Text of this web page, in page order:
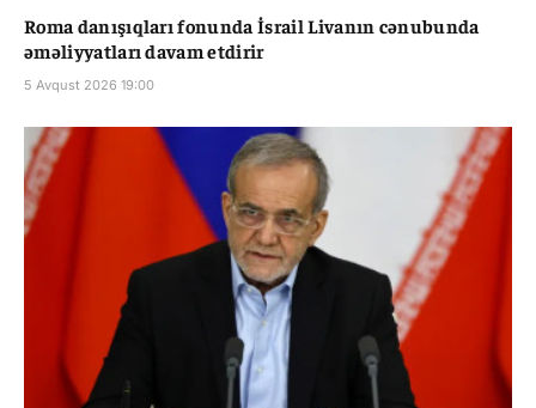
Roma danışıqları fonunda İsrail Livanın cənubunda
əməliyyatları davam etdirir
5 Avqust 2026 19:00